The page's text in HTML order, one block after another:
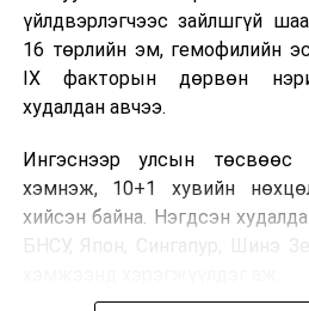
үйлдвэрлэгчээс зайлшгүй
16 төрлийн эм, гемофилийн
IX факторын дөрвөн
худалдан авчээ.
Ингэснээр улсын төсвөөс
хэмнэж, 10+1 хувийн
хийсэн байна. Нэгдсэн
БНСУ, Япон, Сингапур, Шинэ